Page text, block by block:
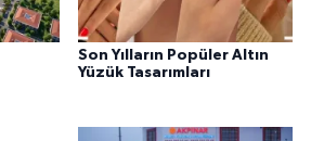
Son Yılların Popüler Altın
Yüzük Tasarımları